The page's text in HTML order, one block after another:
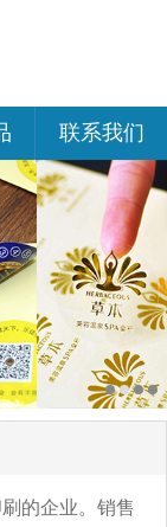
联系我们
的企业。销售